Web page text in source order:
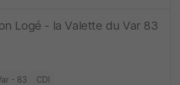
Logé - la Valette du Var 83
- 83 CDI